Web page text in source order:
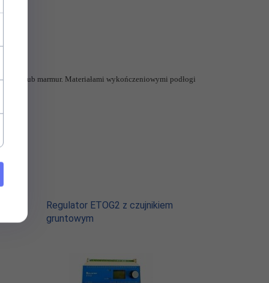
lub marmur. Materiałami wykończeniowymi podłogi
Regulator ETOG2 z czujnikiem
gruntowym